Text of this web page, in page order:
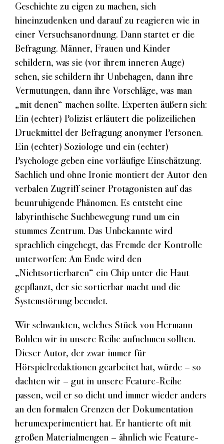
Geschichte zu eigen zu machen, sich
hineinzudenken und darauf zu reagieren wie in
einer Versuchsanordnung. Dann startet er die
Befragung. Männer, Frauen und Kinder
schildern, was sie (vor ihrem inneren Auge)
sehen, sie schildern ihr Unbehagen, dann ihre
Vermutungen, dann ihre Vorschläge, was man
„mit denen“ machen sollte. Experten äußern sich:
Ein (echter) Polizist erläutert die polizeilichen
Druckmittel der Befragung anonymer Personen.
Ein (echter) Soziologe und ein (echter)
Psychologe geben eine vorläufige Einschätzung.
Sachlich und ohne Ironie montiert der Autor den
verbalen Zugriff seiner Protagonisten auf das
beunruhigende Phänomen. Es entsteht eine
labyrinthische Suchbewegung rund um ein
stummes Zentrum. Das Unbekannte wird
sprachlich eingehegt, das Fremde der Kontrolle
unterworfen: Am Ende wird den
„Nichtsortierbaren“ ein Chip unter die Haut
gepflanzt, der sie sortierbar macht und die
Systemstörung beendet.
Wir schwankten, welches Stück von Hermann
Bohlen wir in unsere Reihe aufnehmen sollten.
Dieser Autor, der zwar immer für
Hörspielredaktionen gearbeitet hat, würde – so
dachten wir – gut in unsere Feature-Reihe
passen, weil er so dicht und immer wieder anders
an den formalen Grenzen der Dokumentation
herumexperimentiert hat. Er hantierte oft mit
großen Materialmengen – ähnlich wie Feature-